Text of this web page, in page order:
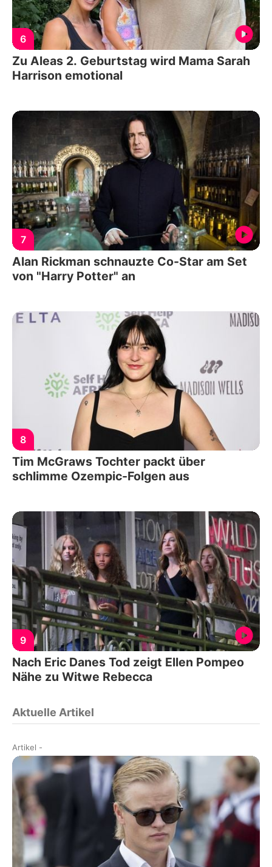
6
Zu Aleas 2. Geburtstag wird Mama Sarah
Harrison emotional
7
Alan Rickman schnauzte Co-Star am Set
von "Harry Potter" an
8
Tim McGraws Tochter packt über
schlimme Ozempic-Folgen aus
9
Nach Eric Danes Tod zeigt Ellen Pompeo
Nähe zu Witwe Rebecca
Aktuelle Artikel
Artikel -